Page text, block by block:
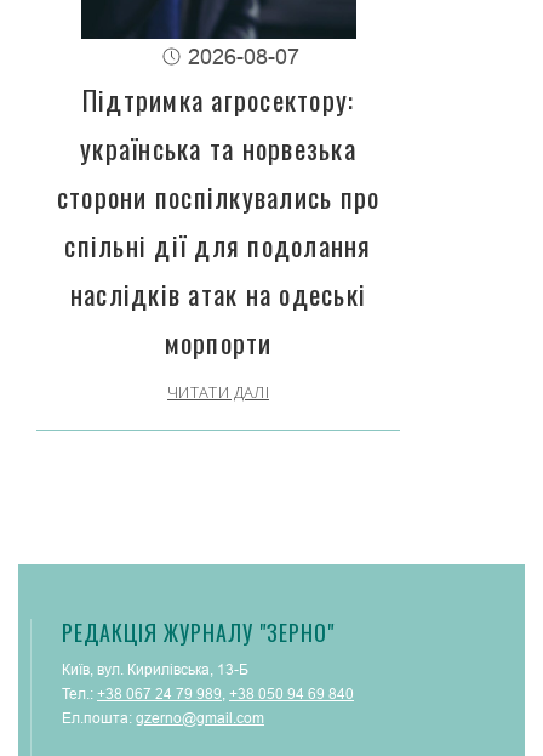
2026-08-07
Підтримка агросектору:
українська та норвезька
сторони поспілкувались про
спільні дії для подолання
наслідків атак на одеські
морпорти
ЧИТАТИ ДАЛІ
РЕДАКЦІЯ ЖУРНАЛУ "ЗЕРНО"
Київ, вул. Кирилівська, 13-Б
Тел.: +38 067 24 79 989 +38 050 94 69 840
Ел.пошта: gzerno@gmail.com